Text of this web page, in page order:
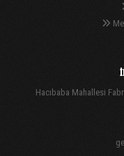
Hacıbaba Mahallesi